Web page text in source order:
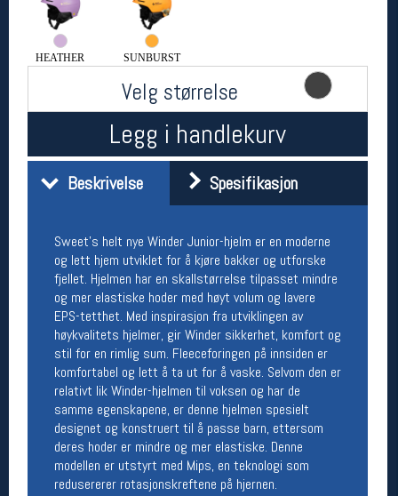
HEATHER SUNBURST
Velg størrelse
Legg i handlekurv
Beskrivelse Spesifikasjon
Sweet's helt nye Winder Junior-hjelm er en moderne
og lett hjem utviklet for å kjøre bakker og utforske
fjellet. Hjelmen har en skallstørrelse tilpasset mindre
og mer elastiske hoder med høyt volum og lavere
EPS-tetthet. Med inspirasjon fra utviklingen av
høykvalitets hjelmer, gir Winder sikkerhet, komfort og
stil for en rimlig sum. Fleeceforingen på innsiden er
komfortabel og lett å ta ut for å vaske. Selvom den er
relativt lik Winder-hjelmen til voksen og har de
samme egenskapene, er denne hjelmen spesielt
designet og konstruert til å passe barn, ettersom
deres hoder er mindre og mer elastiske. Denne
modellen er utstyrt med Mips, en teknologi som
redusererer rotasjonskreftene på hjernen.
Kontakt oss
Åpningstider butikk
11-18
Lørdag:
11-16
Team Oslo Sportslager
MELD DEG INN GRATIS
Åpningstider verkstedet
Man-Fredag:
11-18
Lørdag:
11-16
Om verkstedet
For å bestille time må du logge inn i
nettbutikken og trykke på den nederste blå
linjen
Betingelser